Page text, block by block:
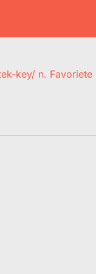
key/ n. Favoriete